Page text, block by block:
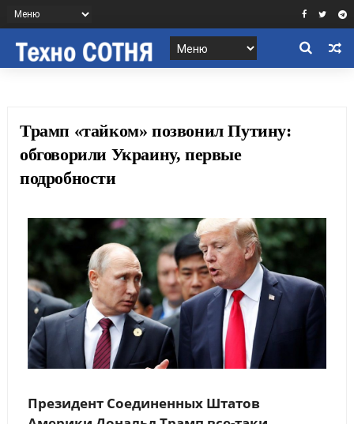
Трамп «тайком» позвонил Путину:
обговорили Украину, первые
подробности
Президент Соединенных Штатов